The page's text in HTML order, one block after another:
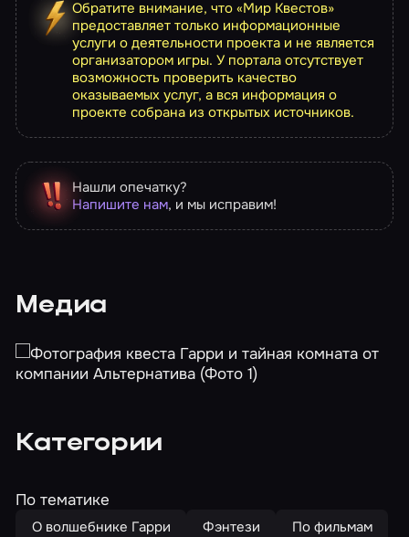
Обратите внимание, что «Мир Квестов»
предоставляет только информационные
услуги о деятельности проекта и не является
организатором игры. У портала отсутствует
возможность проверить качество
оказываемых услуг, а вся информация о
проекте собрана из открытых источников.
Нашли опечатку?
Напишите нам, и мы исправим!
Медиа
Категории
По тематике
О волшебнике Гарри Фэнтези По фильмам